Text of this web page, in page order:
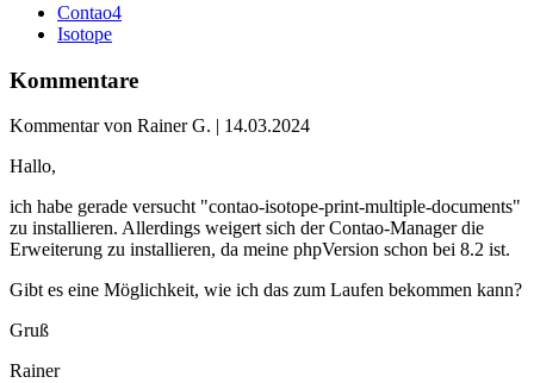
Contao4
Isotope
Kommentare
Kommentar von Rainer G. | 14.03.2024
Hallo,
ich habe gerade versucht "contao-isotope-print-multiple-documents"
zu installieren. Allerdings weigert sich der Contao-Manager die
Erweiterung zu installieren, da meine phpVersion schon bei 8.2 ist.
Gibt es eine Möglichkeit, wie ich das zum Laufen bekommen kann?
Gruß
Rainer